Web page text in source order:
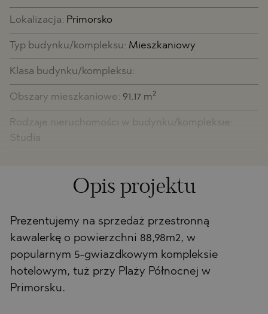
Lokalizacja: Primorsko
Typ budynku/kompleksu: Mieszkaniowy
Klasa budynku/kompleksu:
Obszary mieszkaniowe: 91.17 m2
Rodzaje nieruchomości w budynku/kompleksie:
Studia
Opis projektu
Prezentujemy na sprzedaż przestronną
kawalerkę o powierzchni 88,98m2, w
popularnym 5-gwiazdkowym kompleksie
hotelowym, tuż przy Plaży Północnej w
Primorsku.